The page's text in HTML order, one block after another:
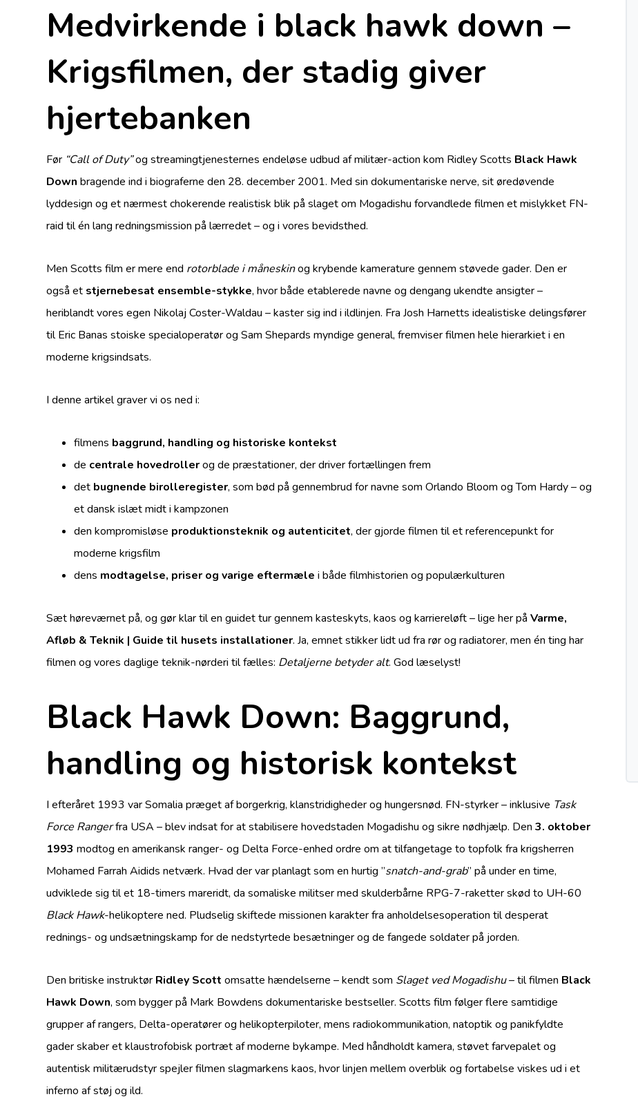
Medvirkende i black hawk down –
Krigsfilmen, der stadig giver
hjertebanken
Før “Call of Duty”og streamingtjenesternes endeløse udbud af militær-action kom Ridley Scotts Black Hawk
Down bragende ind i biograferne den 28. december 2001. Med sin dokumentariske nerve, sit øredøvende
lyddesign og et nærmest chokerende realistisk blik på slaget om Mogadishu forvandlede filmen et mislykket FN-
raid til én lang redningsmission på lærredet – og i vores bevidsthed.
Men Scotts film er mere end rotorblade i måneskinog krybende kamerature gennem støvede gader. Den er
også et stjernebesat ensemble-stykke, hvor både etablerede navne og dengang ukendte ansigter –
heriblandt vores egen Nikolaj Coster-Waldau – kaster sig ind i ildlinjen. Fra Josh Harnetts idealistiske delingsfører
til Eric Banas stoiske specialoperatør og Sam Shepards myndige general, fremviser filmen hele hierarkiet i en
moderne krigsindsats.
I denne artikel graver vi os ned i:
filmens baggrund, handling og historiske kontekst
de centrale hovedrollerog de præstationer, der driver fortællingen frem
det bugnende birolleregister, som bød på gennembrud for navne som Orlando Bloom og Tom Hardy – og
et dansk islæt midt i kampzonen
den kompromisløse produktionsteknik og autenticitet, der gjorde filmen til et referencepunkt for
moderne krigsfilm
dens modtagelse, priser og varige eftermæle i både filmhistorien og populærkulturen
Sæt høreværnet på, og gør klar til en guidet tur gennem kasteskyts, kaos og karriereløft – lige her påVarme,
Afløb & Teknik | Guide til husets installationer. Ja, emnet stikker lidt ud fra rør og radiatorer, men én ting har
filmen og vores daglige teknik-nørderi til fælles: Detaljerne betyder alt. God læselyst!
Black Hawk Down: Baggrund,
handling og historisk kontekst
I efteråret 1993 var Somalia præget af borgerkrig, klanstridigheder og hungersnød. FN-styrker – inklusive Task
Force Rangerfra USA – blev indsat for at stabilisere hovedstaden Mogadishu og sikre nødhjælp. Den3. oktober
1993 modtog en amerikansk ranger- og Delta Force-enhed ordre om at tilfangetage to topfolk fra krigsherren
Mohamed Farrah Aidids netværk. Hvad der var planlagt som en hurtig ”snatch-and-grab” på under en time,
udviklede sig til et 18-timers mareridt, da somaliske militser med skulderbårne RPG-7-raketter skød to UH-60
Black Hawk-helikoptere ned. Pludselig skiftede missionen karakter fra anholdelsesoperation til desperat
rednings- og undsætningskamp for de nedstyrtede besætninger og de fangede soldater på jorden.
Den britiske instruktør Ridley Scott omsatte hændelserne – kendt som Slaget ved Mogadishu– til filmen Black
Hawk Down, som bygger på Mark Bowdens dokumentariske bestseller. Scotts film følger flere samtidige
grupper af rangers, Delta-operatører og helikopterpiloter, mens radiokommunikation, natoptik og panikfyldte
gader skaber et klaustrofobisk portræt af moderne bykampe. Med håndholdt kamera, støvet farvepalet og
autentisk militærudstyr spejler filmen slagmarkens kaos, hvor linjen mellem overblik og fortabelse viskes ud i et
inferno af støj og ild.